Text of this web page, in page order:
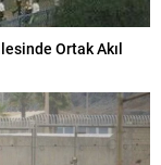
Ortak Akıl